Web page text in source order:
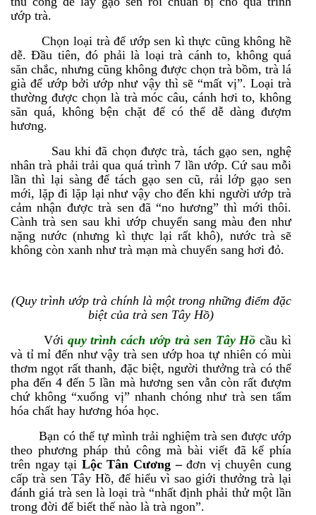
ướp trà.
Chọn loại trà để ướp sen kì thực cũng không hề
dễ. Đầu tiên, đó phải là loại trà cánh to, không quá
săn chắc, nhưng cũng không được chọn trà bồm, trà lá
già để ướp bởi ướp như vậy thì sẽ “mất vị”. Loại trà
thường được chọn là trà móc câu, cánh hơi to, không
săn quá, không bện chặt để có thể dễ dàng đượm
hương.
Sau khi đã chọn được trà, tách gạo sen, nghệ
nhân trà phải trải qua quá trình 7 lần ướp. Cứ sau mỗi
lần thì lại sàng để tách gạo sen cũ, rải lớp gạo sen
mới, lặp đi lặp lại như vậy cho đến khi người ướp trà
cảm nhận được trà sen đã “no hương” thì mới thôi.
Cành trà sen sau khi ướp chuyển sang màu đen như
nặng nước (nhưng kì thực lại rất khô), nước trà sẽ
không còn xanh như trà mạn mà chuyển sang hơi đỏ.
(Quy trình ướp trà chính là một trong những điểm đặc
biệt của trà sen Tây Hồ)
Với quy trình cách ướp trà sen Tây Hồ cầu kì
và tỉ mỉ đến như vậy trà sen ướp hoa tự nhiên có mùi
thơm ngọt rất thanh, đặc biệt, người thưởng trà có thể
pha đến 4 đến 5 lần mà hương sen vẫn còn rất đượm
chứ không “xuống vị” nhanh chóng như trà sen tẩm
hóa chất hay hương hóa học.
Bạn có thể tự mình trải nghiệm trà sen được ướp
theo phương pháp thủ công mà bài viết đã kể phía
trên ngay tại Lộc Tân Cương –đơn vị chuyên cung
cấp trà sen Tây Hồ, để hiểu vì sao giới thưởng trà lại
đánh giá trà sen là loại trà “nhất định phải thử một lần
trong đời để biết thế nào là trà ngon”.